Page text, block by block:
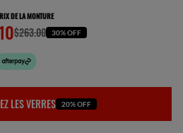
DE LA MONTURE
$263.00 30% OFF
LES VERRES 20% OFF